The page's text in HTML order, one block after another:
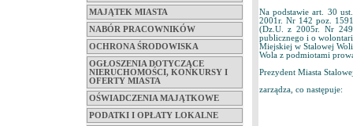
MAJĄTEK MIASTA
NABÓR PRACOWNIKÓW
OCHRONA ŚRODOWISKA
OGŁOSZENIA DOTYCZĄCE
NIERUCHOMOŚCI, KONKURSY I
OFERTY MIASTA
OŚWIADCZENIA MAJĄTKOWE
PODATKI I OPŁATY LOKALNE
Na podstawie art. 30
2001r. Nr 142 poz.
(Dz.U. z 2005r. Nr
publicznego i o
Miejskiej w Stalowej
Wola z podmiotami
Prezydent Miasta
zarządza, co następuje: